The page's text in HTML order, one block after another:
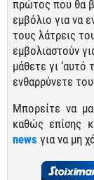
πρώτος που θα
εμβόλιο για να
τους λάτρεις
εμβολιαστούν
μάθετε γι ‘αυτό
ενθαρρύνετε
Μπορείτε να
καθώς επίσης
news για να μη